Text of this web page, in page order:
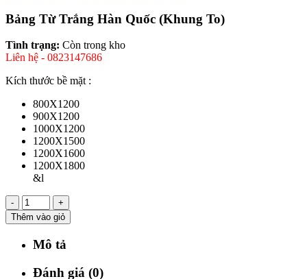
Bảng Từ Trắng Hàn Quốc (Khung To)
Tình trạng: Còn trong kho
Liên hệ - 0823147686
Kích thước bề mặt :
800X1200
900X1200
1000X1200
1200X1500
1200X1600
1200X1800
&l
-
+
Thêm vào giỏ
Mô tả
Đánh giá (0)